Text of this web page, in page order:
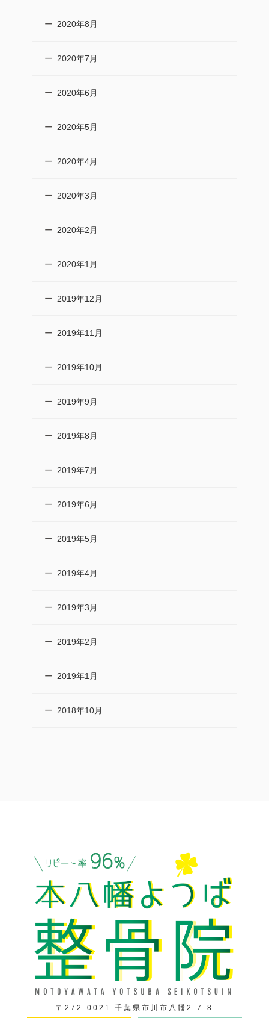
2020年8月
2020年7月
2020年6月
2020年5月
2020年4月
2020年3月
2020年2月
2020年1月
2019年12月
2019年11月
2019年10月
2019年9月
2019年8月
2019年7月
2019年6月
2019年5月
2019年4月
2019年3月
2019年2月
2019年1月
2018年10月
〒272-0021 千葉県市川市八幡2-7-8